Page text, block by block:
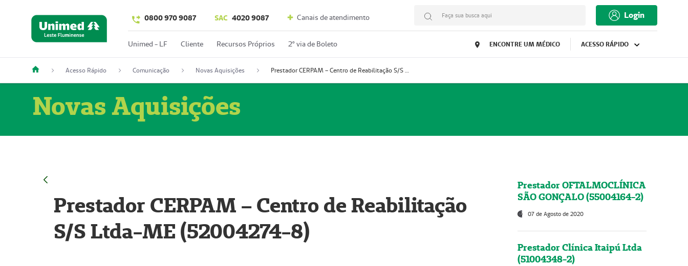
0800 970 9087 SAC 4020 9087 Canais de atendimento Faça sua busca aqui Login
Unimed - LF Cliente Recursos Próprios 2º via de Boleto ENCONTRE UM MÉDICO ACESSO RÁPIDO
Acesso Rápido Comunicação Novas Aquisições Prestador CERPAM – Centro de Reabilitação S/S Ltda-ME (52004274-8)
Novas Aquisições
Prestador CERPAM – Centro de Reabilitação
S/S Ltda-ME (52004274-8)
Prestador OFTALMOCLÍNICA
SÃO GONÇALO (55004164-2)
07 de Agosto de 2020
Prestador Clínica Itaipú Ltda
(51004348-2)